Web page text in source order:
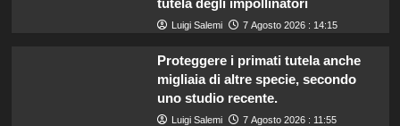
Luigi Salemi 7 Agosto 2026 : 14:15
Proteggere i primati tutela anche
migliaia di altre specie, secondo
uno studio recente.
Luigi Salemi 7 Agosto 2026 : 11:55